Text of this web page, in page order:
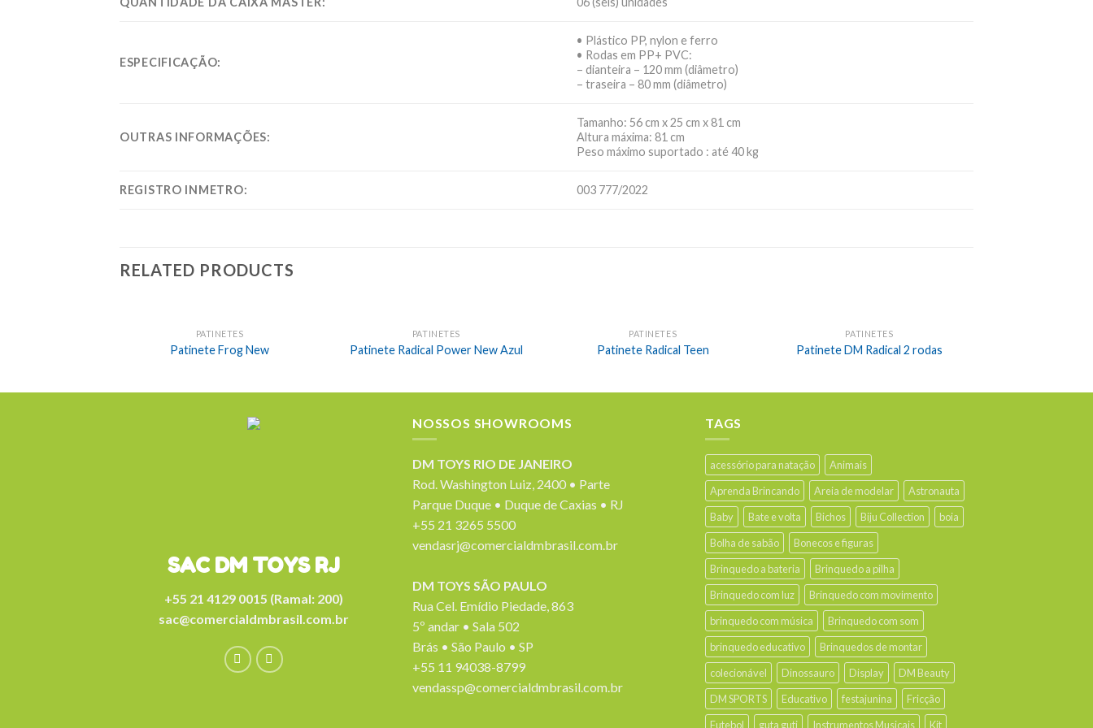
ESPECIFICAÇÃO:
• Plástico PP, nylon e ferro
• Rodas em PP+ PVC:
– dianteira – 120 mm (diâmetro)
– traseira – 80 mm (diâmetro)
OUTRAS INFORMAÇÕES:
Tamanho: 56 cm x 25 cm x 81 cm
Altura máxima: 81 cm
Peso máximo suportado : até 40 kg
REGISTRO INMETRO: 003 777/2022
RELATED PRODUCTS
PATINETES
Patinete Frog New
PATINETES
Patinete Radical Power New Azul
PATINETES
Patinete Radical Teen
PATINETES
Patinete DM Radical 2 rodas
SAC DM TOYS RJ
+55 21 4129 0015 (Ramal: 200)
sac@comercialdmbrasil.com.br
NOSSOS SHOWROOMS
DM TOYS RIO DE JANEIRO
Rod. Washington Luiz, 2400 • Parte
Parque Duque • Duque de Caxias • RJ
+55 21 3265 5500
vendasrj@comercialdmbrasil.com.br
DM TOYS SÃO PAULO
Rua Cel. Emídio Piedade, 863
5º andar • Sala 502
Brás • São Paulo • SP
+55 11 94038-8799
vendassp@comercialdmbrasil.com.br
TAGS
acessório para natação
Animais
Aprenda Brincando
Areia de modelar
Astronauta
Baby
Bate e volta Bichos Biju Collection
boia
Bolha de sabão
Bonecos e figuras
Brinquedo a bateria
Brinquedo a pilha
Brinquedo com luz
Brinquedo com movimento
brinquedo com música
Brinquedo com som
brinquedo educativo
Brinquedos de montar
colecionável
Dinossauro Display
DM Beauty
DM SPORTS
Educativo festajunina
Fricção
Futebol
guta guti Instrumentos Musicais Kit